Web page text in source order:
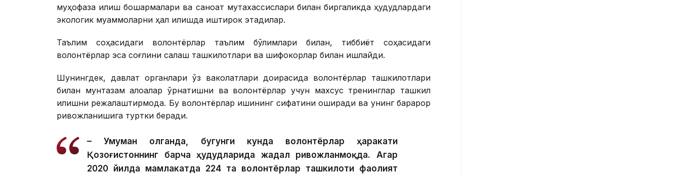
муҳофаза қилиш бошқармалари ва саноат мутахассислари билан биргаликда ҳудудлардаги
экологик муаммоларни ҳал қилишда иштирок этадилар.
Таълим соҳасидаги волонтёрлар таълим бўлимлари билан, тиббиёт соҳасидаги
волонтёрлар эса соғлиқни сақлаш ташкилотлари ва шифокорлар билан ишлайди.
Шунингдек, давлат органлари ўз ваколатлари доирасида волонтёрлар ташкилотлари
билан мунтазам алоқалар ўрнатишни ва волонтёрлар учун махсус тренинглар ташкил
қилишни режалаштирмоқда. Бу волонтёрлар ишининг сифатини оширади ва унинг барқарор
ривожланишига туртки беради.
– Умуман олганда, бугунги кунда волонтёрлар ҳаракати
Қозоғистоннинг барча ҳудудларида жадал ривожланмоқда. Агар
2020 йилда мамлакатда 224 та волонтёрлар ташкилоти фаолият